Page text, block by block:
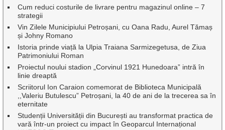
Cum reduci costurile de livrare pentru magazinul online – 7
strategii
Vin Zilele Municipiului Petroșani, cu Oana Radu, Aurel Tămaș
și Johny Romano
Istoria prinde viață la Ulpia Traiana Sarmizegetusa, de Ziua
Patrimoniului Roman
Proiectul noului stadion „Corvinul 1921 Hunedoara” intră în
linie dreaptă
Scriitorul Ion Caraion comemorat de Biblioteca Municipală
,,Valeriu Butulescu” Petroșani, la 40 de ani de la trecerea sa în
eternitate
Studenții Universității din București au transformat practica de
vară într-un proiect cu impact în Geoparcul Internațional